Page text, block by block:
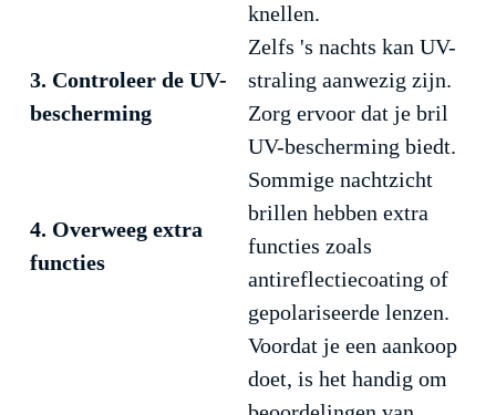
knellen.
3. Controleer de UV-
bescherming
Zelfs 's nachts kan UV-
straling aanwezig zijn.
Zorg ervoor dat je bril
UV-bescherming biedt.
4. Overweeg extra
functies
Sommige nachtzicht
brillen hebben extra
functies zoals
antireflectiecoating of
gepolariseerde lenzen.
Voordat je een aankoop
doet, is het handig om